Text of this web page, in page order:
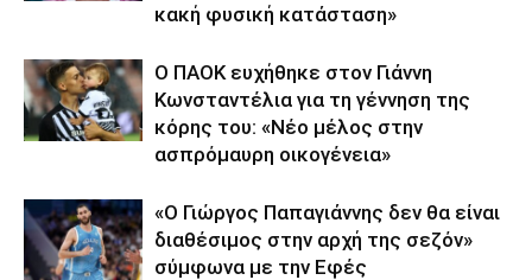
κακή φυσική κατάσταση»
Ο ΠΑΟΚ ευχήθηκε στον Γιάννη
Κωνσταντέλια για τη γέννηση της
κόρης του: «Νέο μέλος στην
ασπρόμαυρη οικογένεια»
«Ο Γιώργος Παπαγιάννης δεν θα είναι
διαθέσιμος στην αρχή της σεζόν»
σύμφωνα με την Εφές